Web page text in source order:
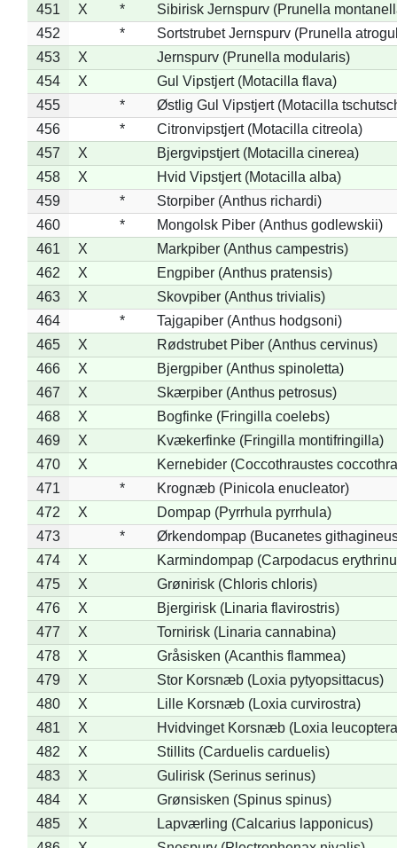
451 X *
Sibirisk Jernspurv (Prunella
452
*
Sortstrubet Jernspurv (Prunella
453
X
Jernspurv (Prunella modularis)
454
X
Gul Vipstjert (Motacilla flava)
455
*
Østlig Gul Vipstjert (Motacilla
456
*
Citronvipstjert (Motacilla citreola)
457
X
Bjergvipstjert (Motacilla cinerea)
458
X
Hvid Vipstjert (Motacilla alba)
459
*
Storpiber (Anthus richardi)
460
*
Mongolsk Piber (Anthus godlewskii)
461
X
Markpiber (Anthus campestris)
462
X
Engpiber (Anthus pratensis)
463
X
Skovpiber (Anthus trivialis)
464
*
Tajgapiber (Anthus hodgsoni)
465
X
Rødstrubet Piber (Anthus cervinus)
466
X
Bjergpiber (Anthus spinoletta)
467
X
Skærpiber (Anthus petrosus)
468
X
Bogfinke (Fringilla coelebs)
469
X
Kvækerfinke (Fringilla montifringilla)
470
X
Kernebider (Coccothraustes
471
*
Krognæb (Pinicola enucleator)
472
X
Dompap (Pyrrhula pyrrhula)
473
*
Ørkendompap (Bucanetes
474
X
Karmindompap (Carpodacus
475
X
Grønirisk (Chloris chloris)
476
X
Bjergirisk (Linaria flavirostris)
477
X
Tornirisk (Linaria cannabina)
478
X
Gråsisken (Acanthis flammea)
479
X
Stor Korsnæb (Loxia pytyopsittacus)
480
X
Lille Korsnæb (Loxia curvirostra)
481
X
Hvidvinget Korsnæb (Loxia
482
X
Stillits (Carduelis carduelis)
483
X
Gulirisk (Serinus serinus)
484
X
Grønsisken (Spinus spinus)
485
X
Lapværling (Calcarius lapponicus)